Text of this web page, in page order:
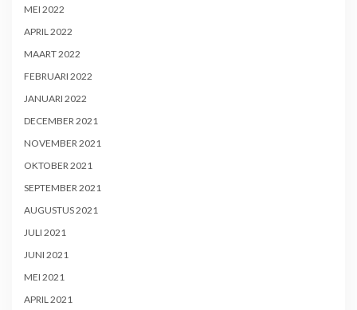
MEI 2022
APRIL 2022
MAART 2022
FEBRUARI 2022
JANUARI 2022
DECEMBER 2021
NOVEMBER 2021
OKTOBER 2021
SEPTEMBER 2021
AUGUSTUS 2021
JULI 2021
JUNI 2021
MEI 2021
APRIL 2021